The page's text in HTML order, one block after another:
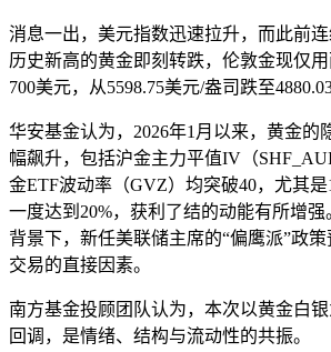
消息一出，美元指数迅速拉升，而此前
历史新高的黄金即刻转跌，伦敦金现仅
700美元，从5598.75美元/盎司跌至
华安基金认为，2026年1月以来，黄金的
幅飙升，包括沪金主力平值IV（
金ETF波动率（GVZ）均突破40，尤其
一度达到20%，获利了结的动能有所增
背景下，新任美联储主席的“偏鹰派”政
交易的直接因素。
南方基金投顾团队认为，本次以黄金白
回调，是情绪、结构与流动性的共振。